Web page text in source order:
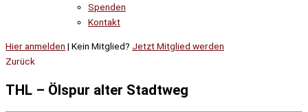
Spenden
Kontakt
Hier anmelden | Kein Mitglied? Jetzt Mitglied werden
Zurück
THL – Ölspur alter Stadtweg